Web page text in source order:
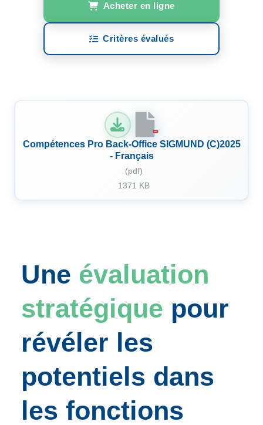
Acheter en ligne
Critères évalués
PDF
Compétences Pro Back-Office SIGMUND (C)2025
- Français
(pdf)
1371 KB
Une évaluation
stratégique pour
révéler les
potentiels dans
les fonctions